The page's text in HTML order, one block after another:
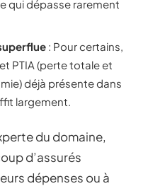
qui dépasse rarement
: Pour certains,
PTIA (perte totale et
déjà présente dans
largement.
du domaine,
d’assurés
dépenses ou à